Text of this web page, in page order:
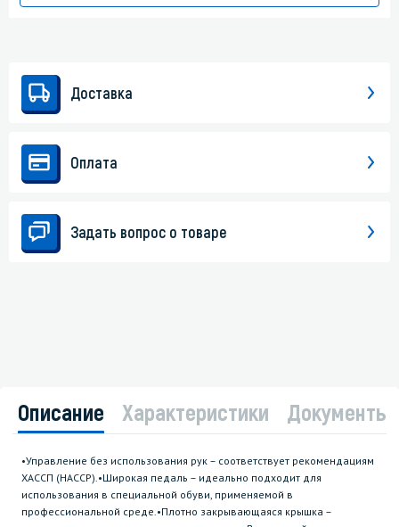
Доставка
Оплата
Задать вопрос о товаре
Описание Характеристики Документы
•Управление без использования рук – соответствует рекомендациям
ХАССП (HACCP).•Широкая педаль – идеально подходит для
использования в специальной обуви, применяемой в
профессиональной среде.•Плотно закрывающаяся крышка –